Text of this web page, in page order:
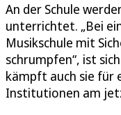
An der Schule
unterrichtet. „Bei
Musikschule mit
schrumpfen“, ist
kämpft auch sie für
Institutionen am